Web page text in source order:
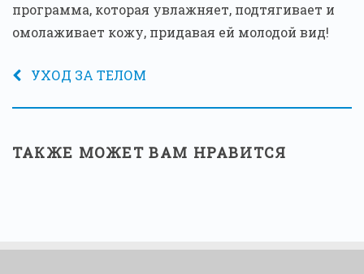
программа, которая увлажняет, подтягивает и
омолаживает кожу, придавая ей молодой вид!
УХОД ЗА ТЕЛОМ
ТАКЖЕ МОЖЕТ ВАМ НРАВИТСЯ